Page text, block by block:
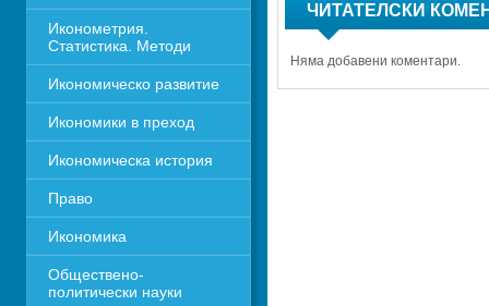
Иконометрия.
Статистика. Методи
Икономическо развитие
Икономики в преход
Икономическа история
Право
Икономика
Обществено-
политически науки
ЧИТАТЕЛСКИ
Няма добавени коментари.